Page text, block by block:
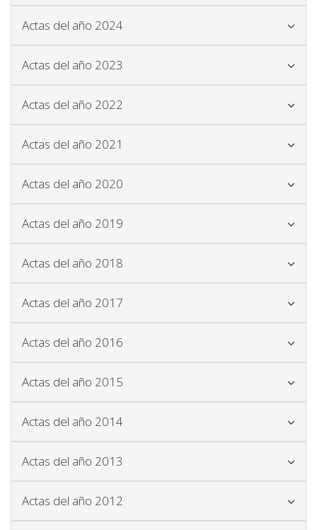
Actas del año 2024 Icono para plegar y desplegar el
Actas del año 2023 Icono para plegar y desplegar el
Actas del año 2022 Icono para plegar y desplegar el
Actas del año 2021 Icono para plegar y desplegar el
Actas del año 2020 Icono para plegar y desplegar el
Actas del año 2019 Icono para plegar y desplegar el
Actas del año 2018 Icono para plegar y desplegar el
Actas del año 2017 Icono para plegar y desplegar el
Actas del año 2016 Icono para plegar y desplegar el
Actas del año 2015 Icono para plegar y desplegar el
Actas del año 2014 Icono para plegar y desplegar el
Actas del año 2013 Icono para plegar y desplegar el
Actas del año 2012 Icono para plegar y desplegar el